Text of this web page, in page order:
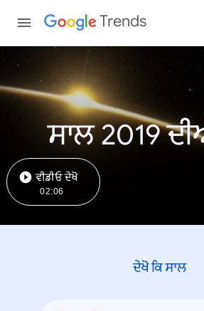
Trends
ਸਾਲ 2019
ਵੀਡੀਓ ਦੇਖੋ
02:06
ਦੇਖੋ ਕਿ ਸਾਲ